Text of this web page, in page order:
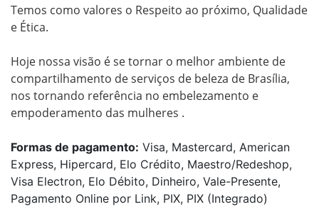
Temos como valores o Respeito ao próximo, Qualidade
e Ética.
Hoje nossa visão é se tornar o melhor ambiente de
compartilhamento de serviços de beleza de Brasília,
nos tornando referência no embelezamento e
empoderamento das mulheres .
Formas de pagamento: Visa, Mastercard, American
Express, Hipercard, Elo Crédito, Maestro/Redeshop,
Visa Electron, Elo Débito, Dinheiro, Vale-Presente,
Pagamento Online por Link, PIX, PIX (Integrado)